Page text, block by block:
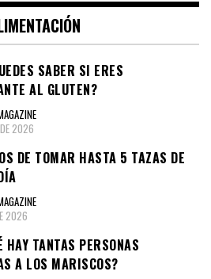
SABER SI ERES
AL GLUTEN?
2026
DE TOMAR HASTA 5 TAZAS DE
2026
HAY TANTAS PERSONAS
A LOS MARISCOS?